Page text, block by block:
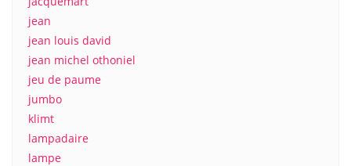
jean
jean louis david
jean michel othoniel
jeu de paume
jumbo
klimt
lampadaire
lampe